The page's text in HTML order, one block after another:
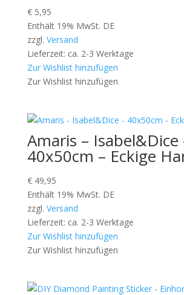
€5,95
Enthält 19% MwSt. DE
zzgl. Versand
Lieferzeit: ca. 2-3 Werktage
Zur Wishlist hinzufügen
Zur Wishlist hinzufügen
Amaris – Isabel&Dice
40x50cm – Eckige
€49,95
Enthält 19% MwSt. DE
zzgl. Versand
Lieferzeit: ca. 2-3 Werktage
Zur Wishlist hinzufügen
Zur Wishlist hinzufügen